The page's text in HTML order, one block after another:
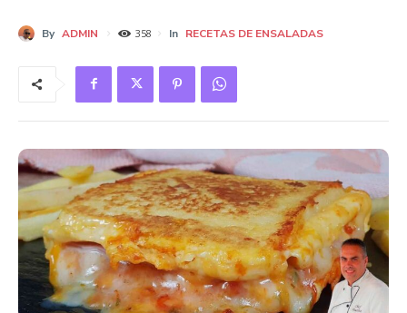
By ADMIN 358 In RECETAS DE ENSALADAS